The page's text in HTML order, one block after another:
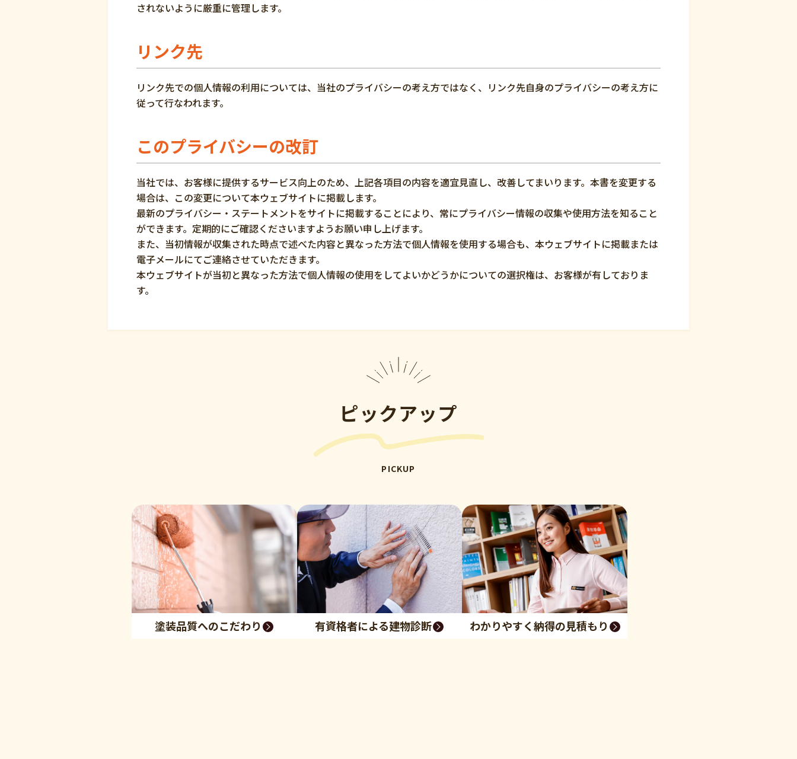
されないように厳重に管理します。
リンク先
リンク先での個人情報の利用については、当社のプライバシーの考え方ではなく、リンク先自身のプライバシーの考え方に
従って行なわれます。
このプライバシーの改訂
当社では、お客様に提供するサービス向上のため、上記各項目の内容を適宜見直し、改善してまいります。本書を変更する
場合は、この変更について本ウェブサイトに掲載します。
最新のプライバシー・ステートメントをサイトに掲載することにより、常にプライバシー情報の収集や使用方法を知ること
ができます。定期的にご確認くださいますようお願い申し上げます。
また、当初情報が収集された時点で述べた内容と異なった方法で個人情報を使用する場合も、本ウェブサイトに掲載または
電子メールにてご連絡させていただきます。
本ウェブサイトが当初と異なった方法で個人情報の使用をしてよいかどうかについての選択権は、お客様が有しておりま
す。
ピックアップ
PICKUP
塗装品質へのこだわり 有資格者による建物診断 わかりやすく納得の見積もり